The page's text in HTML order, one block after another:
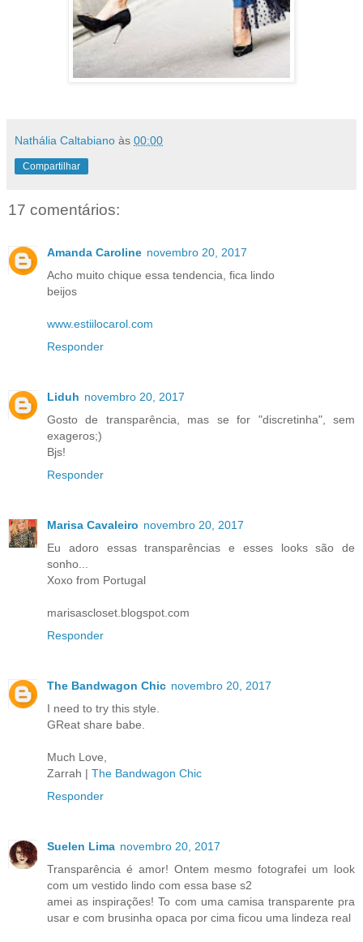
Nathália Caltabiano às 00:00
Compartilhar
17 comentários:
Amanda Caroline novembro 20, 2017
Acho muito chique essa tendencia, fica lindo
beijos
www.estiilocarol.com
Responder
Liduh novembro 20, 2017
Gosto de transparência, mas se for "discretinha", sem
exageros;)
Bjs!
Responder
Marisa Cavaleiro novembro 20, 2017
Eu adoro essas transparências e esses looks são de
sonho...
Xoxo from Portugal
marisascloset.blogspot.com
Responder
The Bandwagon Chic novembro 20, 2017
I need to try this style.
GReat share babe.
Much Love,
Zarrah | The Bandwagon Chic
Responder
Suelen Lima novembro 20, 2017
Transparência é amor! Ontem mesmo fotografei um look
com um vestido lindo com essa base s2
amei as inspirações! To com uma camisa transparente pra
usar e com brusinha opaca por cima ficou uma lindeza real